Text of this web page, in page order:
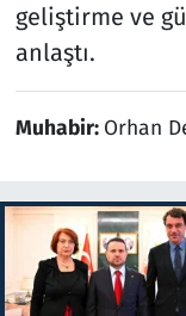
geliştirme ve
anlaştı.
Muhabir: Orhan